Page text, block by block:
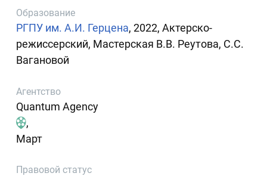
Образование
РГПУ им. А.И. Герцена, 2022, Актерско-
режиссерский, Мастерская В.В. Реутова, С.С.
Вагановой
Агентство
Quantum Agency
,
Март
Правовой статус